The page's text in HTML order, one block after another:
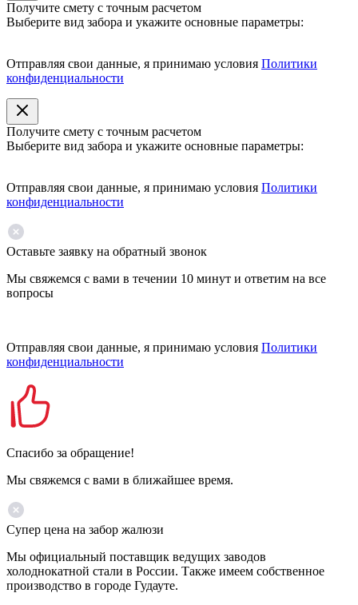
Получите смету с точным расчетом
Выберите вид забора и укажите основные параметры:
Отправляя свои данные, я принимаю условия Политики
конфиденциальности
Получите смету с точным расчетом
Выберите вид забора и укажите основные параметры:
Отправляя свои данные, я принимаю условия Политики
конфиденциальности
Оставьте заявку на обратный звонок
Мы свяжемся с вами в течении 10 минут и ответим на все
вопросы
Отправляя свои данные, я принимаю условия Политики
конфиденциальности
Спасибо за обращение!
Мы свяжемся с вами в ближайшее время.
Супер цена на забор жалюзи
Мы официальный поставщик ведущих заводов
холоднокатной стали в России. Также имеем собственное
производство в городе Гудауте.